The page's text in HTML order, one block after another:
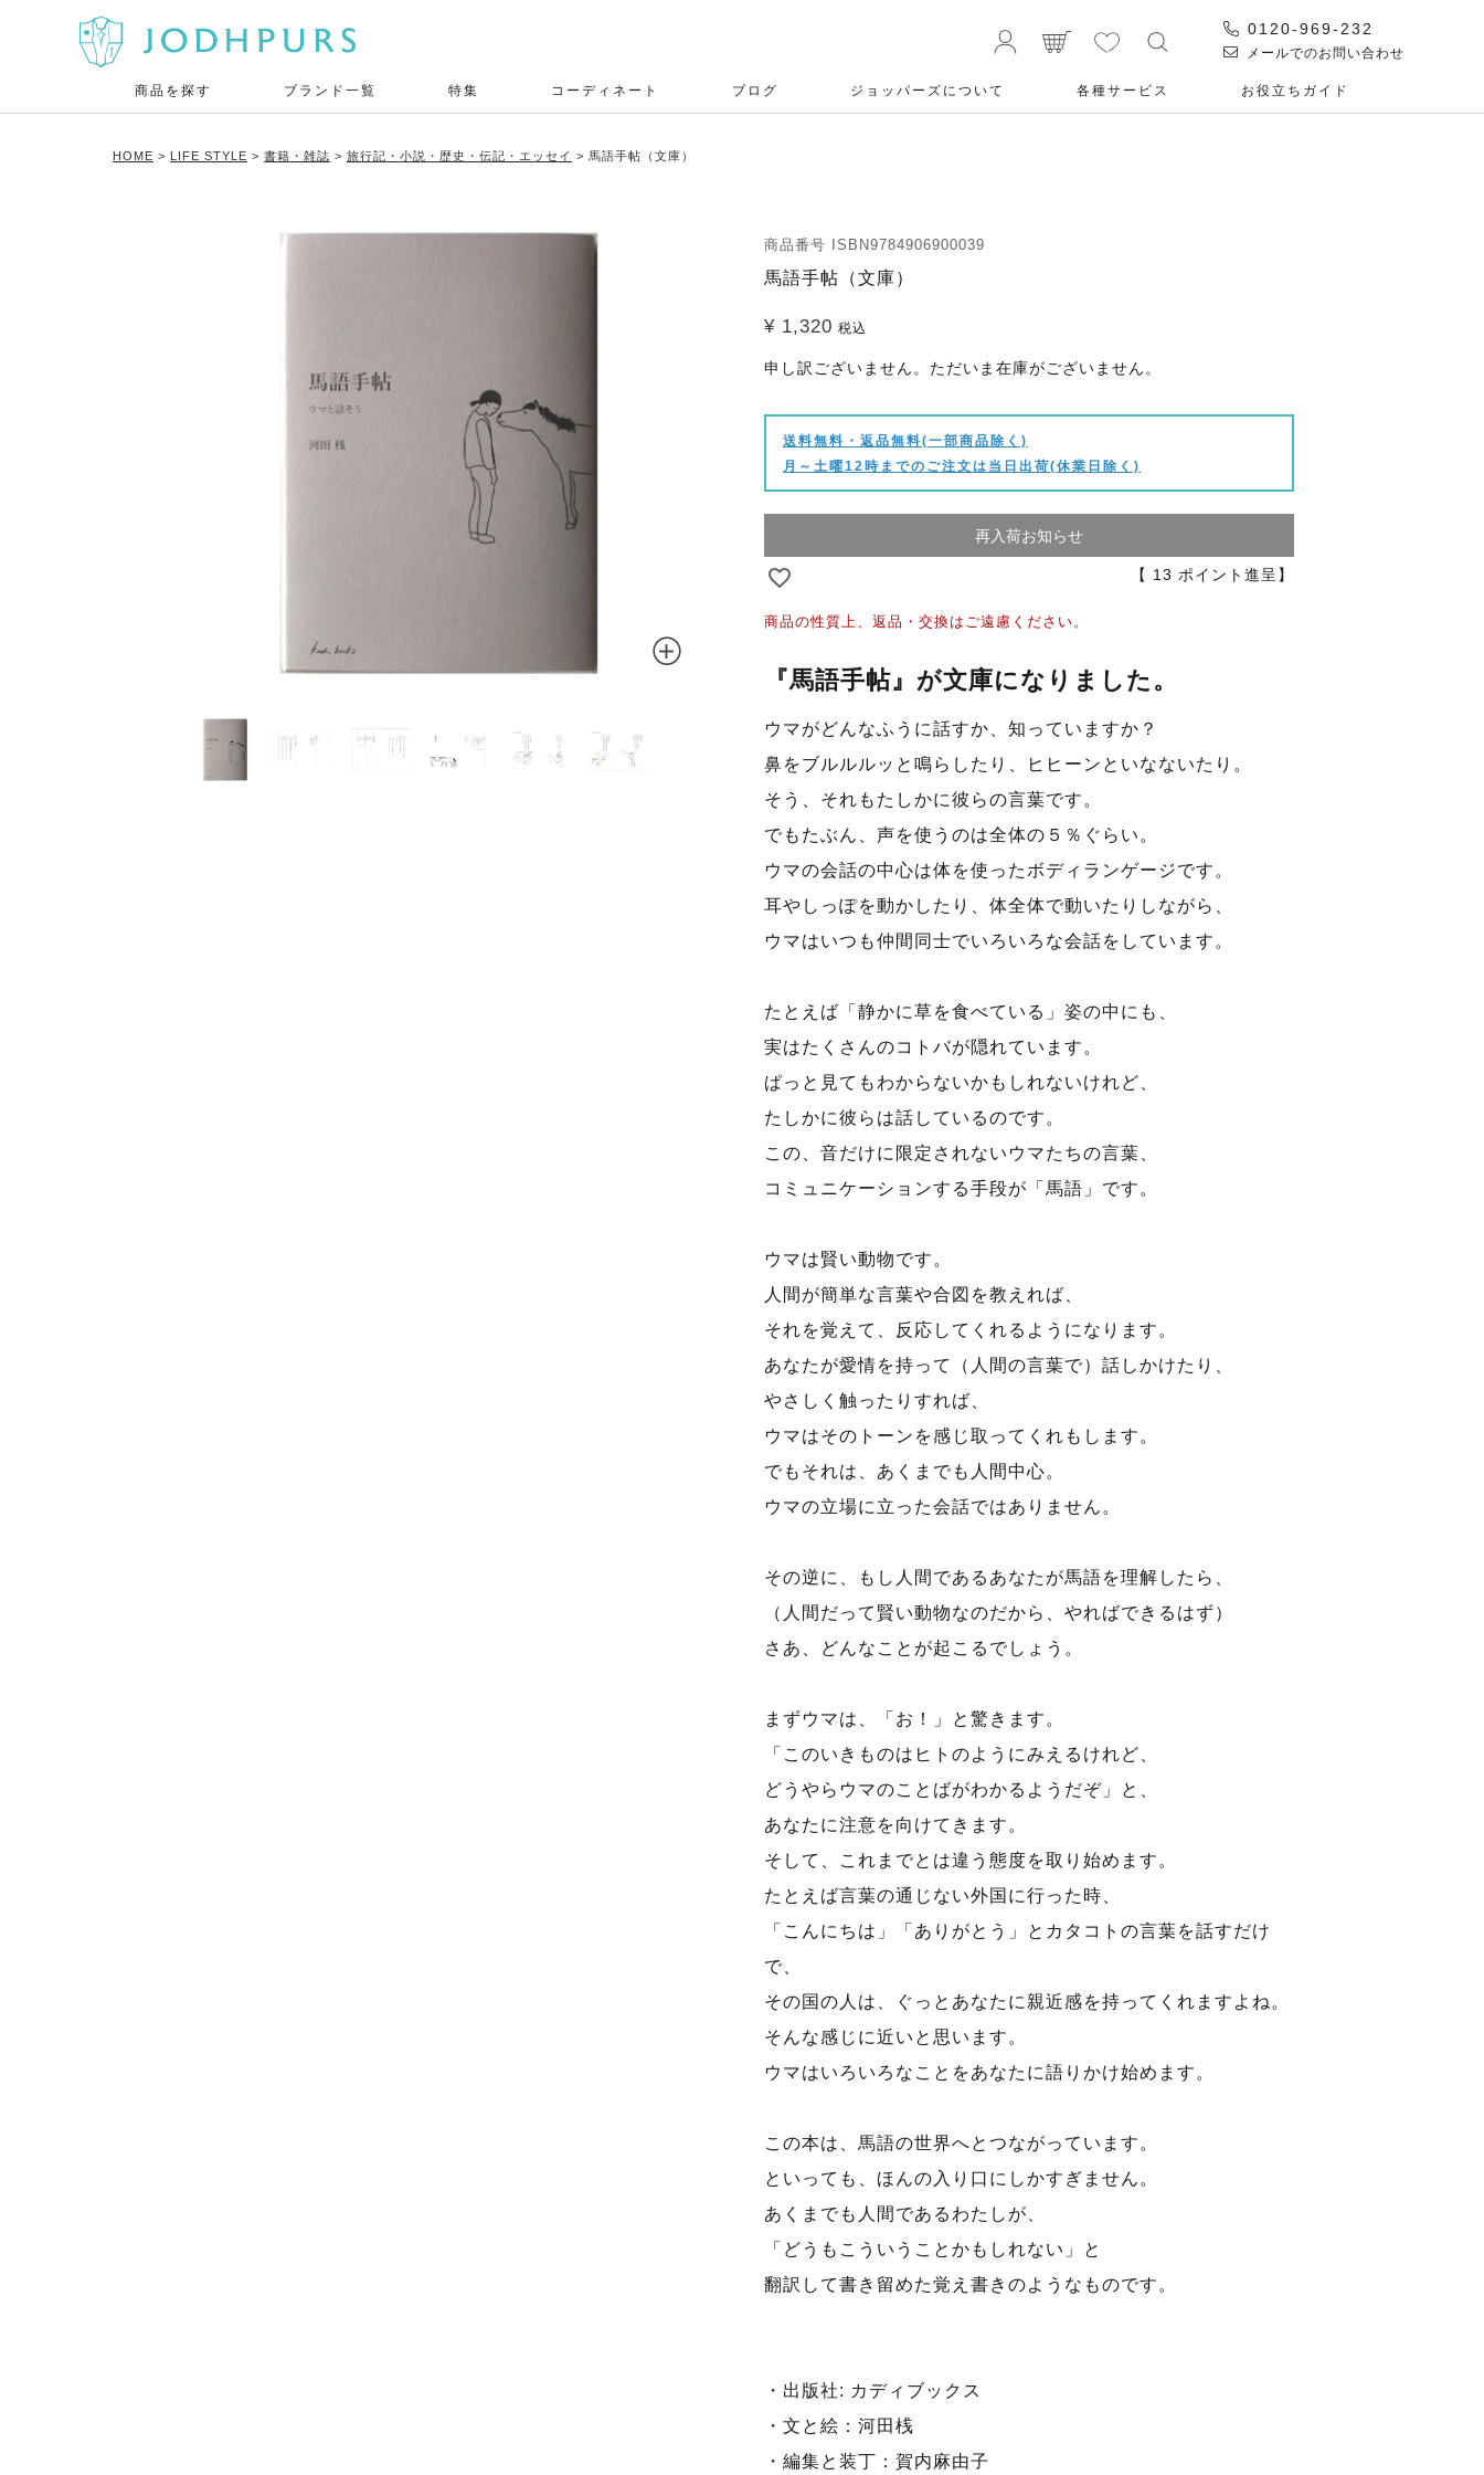
0120-969-232
メールでのお問い合わせ
商品を探す ブランド一覧 特集 コーディネート ブログ ジョッパーズについて 各種サービス お役⽴ちガイド
HOME LIFE STYLE 書籍・雑誌 旅行記・小説・歴史・伝記・エッセイ 馬語手帖（文庫）
商品番号 ISBN9784906900039
馬語手帖（文庫）
¥ 1,320 税込
申し訳ございません。ただいま在庫がございません。
送料無料・返品無料(一部商品除く)
月～土曜12時までのご注文は当日出荷(休業日除く)
再入荷お知らせ
【 13 ポイント進呈】
商品の性質上、返品・交換はご遠慮ください。
『馬語手帖』が文庫になりました。
ウマがどんなふうに話すか、知っていますか？
鼻をブルルルッと鳴らしたり、ヒヒーンといなないたり。
そう、それもたしかに彼らの言葉です。
でもたぶん、声を使うのは全体の５％ぐらい。
ウマの会話の中心は体を使ったボディランゲージです。
耳やしっぽを動かしたり、体全体で動いたりしながら、
ウマはいつも仲間同士でいろいろな会話をしています。
たとえば「静かに草を食べている」姿の中にも、
実はたくさんのコトバが隠れています。
ぱっと見てもわからないかもしれないけれど、
たしかに彼らは話しているのです。
この、音だけに限定されないウマたちの言葉、
コミュニケーションする手段が「馬語」です。
ウマは賢い動物です。
人間が簡単な言葉や合図を教えれば、
それを覚えて、反応してくれるようになります。
あなたが愛情を持って（人間の言葉で）話しかけたり、
やさしく触ったりすれば、
ウマはそのトーンを感じ取ってくれもします。
でもそれは、あくまでも人間中心。
ウマの立場に立った会話ではありません。
その逆に、もし人間であるあなたが馬語を理解したら、
（人間だって賢い動物なのだから、やればできるはず）
さあ、どんなことが起こるでしょう。
まずウマは、「お！」と驚きます。
「このいきものはヒトのようにみえるけれど、
どうやらウマのことばがわかるようだぞ」と、
あなたに注意を向けてきます。
そして、これまでとは違う態度を取り始めます。
たとえば言葉の通じない外国に行った時、
「こんにちは」「ありがとう」とカタコトの言葉を話すだけ
で、
その国の人は、ぐっとあなたに親近感を持ってくれますよね。
そんな感じに近いと思います。
ウマはいろいろなことをあなたに語りかけ始めます。
この本は、馬語の世界へとつながっています。
といっても、ほんの入り口にしかすぎません。
あくまでも人間であるわたしが、
「どうもこういうことかもしれない」と
翻訳して書き留めた覚え書きのようなものです。
・出版社: カディブックス
・文と絵：河田桟
・編集と装丁：賀内麻由子